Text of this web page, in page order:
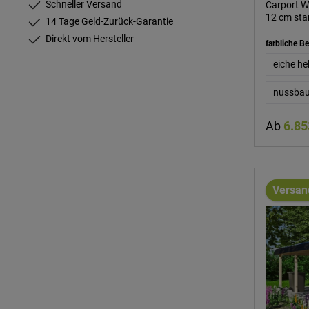
Schneller Versand
14 Tage Geld-Zurück-Garantie
Direkt vom Hersteller
Carport
12 cm
verläuft
mit
Diese
natürlich
Pilz- &
farbliche
eiche hell
Ab